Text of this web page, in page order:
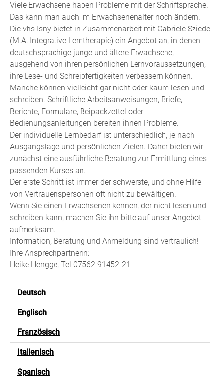
Viele Erwachsene haben Probleme mit der Schriftsprache.
Das kann man auch im Erwachsenenalter noch ändern.
Die vhs Isny bietet in Zusammenarbeit mit Gabriele Sziede
(M.A. Integrative Lerntherapie) ein Angebot an, in denen
deutschsprachige junge und ältere Erwachsene,
ausgehend von ihren persönlichen Lernvoraussetzungen,
ihre Lese- und Schreibfertigkeiten verbessern können.
Manche können vielleicht gar nicht oder kaum lesen und
schreiben. Schriftliche Arbeitsanweisungen, Briefe,
Berichte, Formulare, Beipackzettel oder
Bedienungsanleitungen bereiten ihnen Probleme.
Der individuelle Lernbedarf ist unterschiedlich, je nach
Ausgangslage und persönlichen Zielen. Daher bieten wir
zunächst eine ausführliche Beratung zur Ermittlung eines
passenden Kurses an.
Der erste Schritt ist immer der schwerste, und ohne Hilfe
von Vertrauenspersonen oft nicht zu bewältigen.
Wenn Sie einen Erwachsenen kennen, der nicht lesen und
schreiben kann, machen Sie ihn bitte auf unser Angebot
aufmerksam.
Information, Beratung und Anmeldung sind vertraulich!
Ihre Ansprechpartnerin:
Heike Hengge, Tel 07562 91452-21
Deutsch
Englisch
Französisch
Italienisch
Spanisch